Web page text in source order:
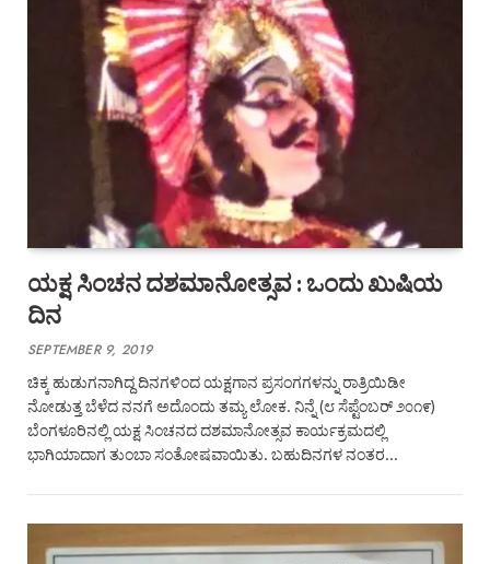
ಯಕ್ಷ ಸಿಂಚನ ದಶಮಾನೋತ್ಸವ : ಒಂದು ಖುಷಿಯ
ದಿನ
SEPTEMBER 9, 2019
ಚಿಕ್ಕ ಹುಡುಗನಾಗಿದ್ದ ದಿನಗಳಿಂದ ಯಕ್ಷಗಾನ ಪ್ರಸಂಗಗಳನ್ನು ರಾತ್ರಿಯಿಡೀ
ನೋಡುತ್ತ ಬೆಳೆದ ನನಗೆ ಅದೊಂದು ತಮ್ಯ ಲೋಕ. ನಿನ್ನೆ (೮ ಸೆಪ್ಟೆಂಬರ್‍ ೨೦೧೯)
ಬೆಂಗಳೂರಿನಲ್ಲಿ ಯಕ್ಷ ಸಿಂಚನದ ದಶಮಾನೋತ್ಸವ ಕಾರ್ಯಕ್ರಮದಲ್ಲಿ
ಭಾಗಿಯಾದಾಗ ತುಂಬಾ ಸಂತೋಷವಾಯಿತು. ಬಹುದಿನಗಳ ನಂತರ…